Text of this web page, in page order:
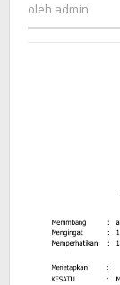
oleh admin